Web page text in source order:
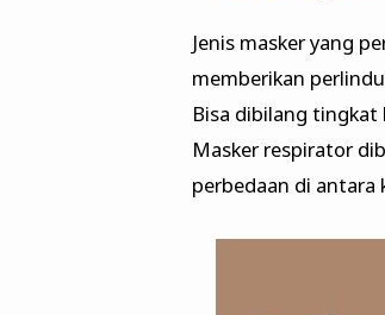
Jenis masker yang
memberikan
Bisa dibilang tingkat
Masker respirator
perbedaan di antara